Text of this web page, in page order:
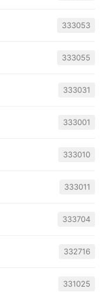
333053
333055
333031
333001
333010
333011
333704
332716
331025